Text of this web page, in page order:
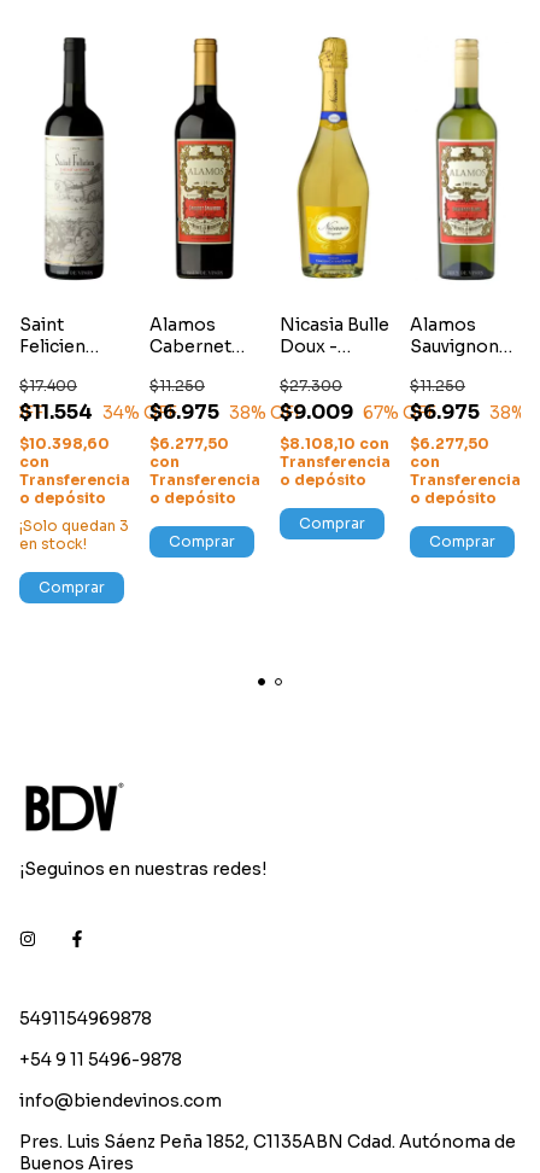
OFF
Saint
Felicien
Sauvignon
$11.554
$17.400
34% OFF
$10.398,60
con
Transferencia
o depósito
¡Solo quedan 3
en stock!
Comprar
Alamos
Cabernet
$6.975
$11.250
38% OFF
$6.277,50
con
Transferencia
o depósito
Comprar
Nicasia Bulle
Doux -
$9.009
$27.300
67% OFF
$8.108,10 con
Transferencia
o depósito
Comprar
Alamos
Sauvignon
$6.975
$11.250
38%
$6.277,50
con
Transferencia
o depósito
Comprar
¡Seguinos en nuestras redes!
5491154969878
+54 9 11 5496-9878
info@biendevinos.com
Pres. Luis Sáenz Peña 1852, C1135ABN Cdad. Autónoma de
Buenos Aires